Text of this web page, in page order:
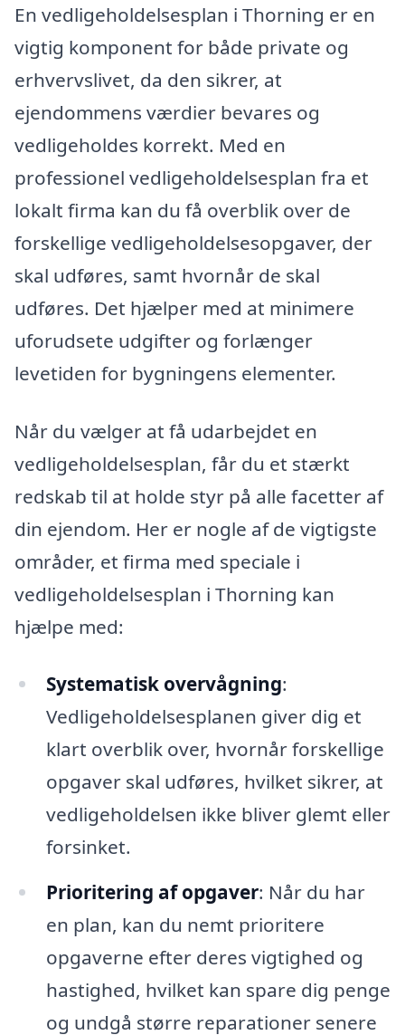
En vedligeholdelsesplan i Thorning er en
vigtig komponent for både private og
erhvervslivet, da den sikrer, at
ejendommens værdier bevares og
vedligeholdes korrekt. Med en
professionel vedligeholdelsesplan fra et
lokalt firma kan du få overblik over de
forskellige vedligeholdelsesopgaver, der
skal udføres, samt hvornår de skal
udføres. Det hjælper med at minimere
uforudsete udgifter og forlænger
levetiden for bygningens elementer.
Når du vælger at få udarbejdet en
vedligeholdelsesplan, får du et stærkt
redskab til at holde styr på alle facetter af
din ejendom. Her er nogle af de vigtigste
områder, et firma med speciale i
vedligeholdelsesplan i Thorning kan
hjælpe med:
Systematisk overvågning:
Vedligeholdelsesplanen giver dig et
klart overblik over, hvornår forskellige
opgaver skal udføres, hvilket sikrer, at
vedligeholdelsen ikke bliver glemt eller
forsinket.
Prioritering af opgaver: Når du har
en plan, kan du nemt prioritere
opgaverne efter deres vigtighed og
hastighed, hvilket kan spare dig penge
og undgå større reparationer senere